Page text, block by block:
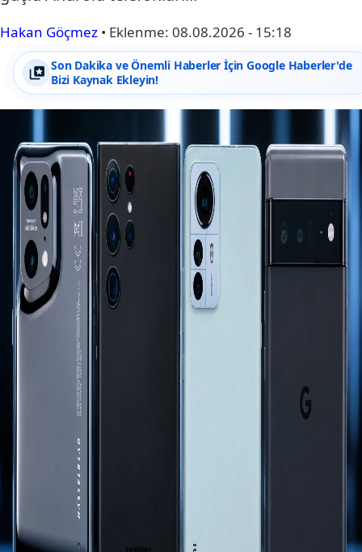
Hakan Göçmez • Eklenme: 08.08.2026 - 15:18
Son Dakika ve Önemli Haberler İçin Google Haberler'de
Bizi Kaynak Ekleyin!